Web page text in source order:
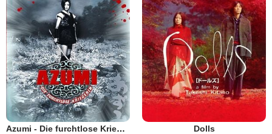
Azumi - Die furchtlose Kriegerin Dolls